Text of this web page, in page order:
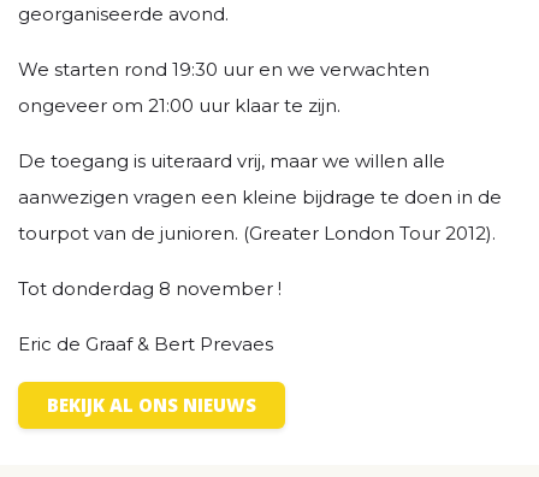
georganiseerde avond.
We starten rond 19:30 uur en we verwachten
ongeveer om 21:00 uur klaar te zijn.
De toegang is uiteraard vrij, maar we willen alle
aanwezigen vragen een kleine bijdrage te doen in de
tourpot van de junioren. (Greater London Tour 2012).
Tot donderdag 8 november !
Eric de Graaf & Bert Prevaes
BEKIJK AL ONS NIEUWS